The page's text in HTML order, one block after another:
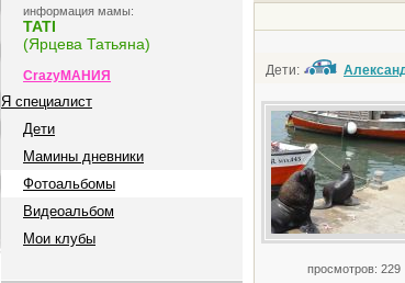
информация мамы:
ТАТI
(Ярцева Татьяна)
CrazyМАНИЯ
Я специалист
Дети
Мамины дневники
Фотоальбомы
Видеоальбом
Мои клубы
Дети:
просмотров: 229